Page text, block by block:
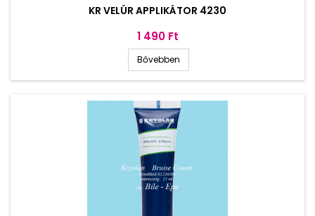
KR VELÚR APPLIKÁTOR 4230
Ár
1 490 Ft
Bővebben